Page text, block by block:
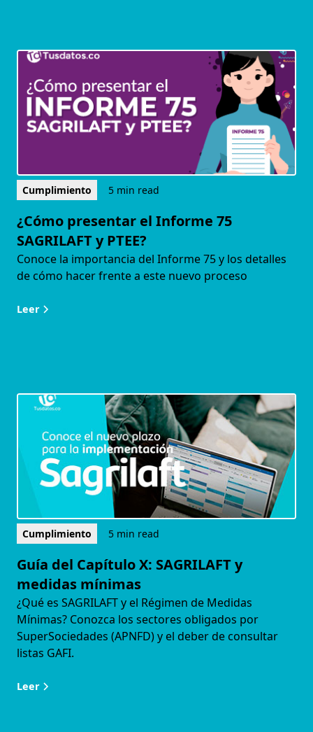
Cumplimiento 5 min read
¿Cómo presentar el Informe 75
SAGRILAFT y PTEE?
Conoce la importancia del Informe 75 y los detalles
de cómo hacer frente a este nuevo proceso
Leer
Cumplimiento 5 min read
Guía del Capítulo X: SAGRILAFT y
medidas mínimas
¿Qué es SAGRILAFT y el Régimen de Medidas
Mínimas? Conozca los sectores obligados por
SuperSociedades (APNFD) y el deber de consultar
listas GAFI.
Leer